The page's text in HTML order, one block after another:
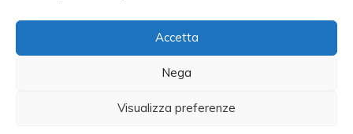
Accetta
Nega
Visualizza preferenze